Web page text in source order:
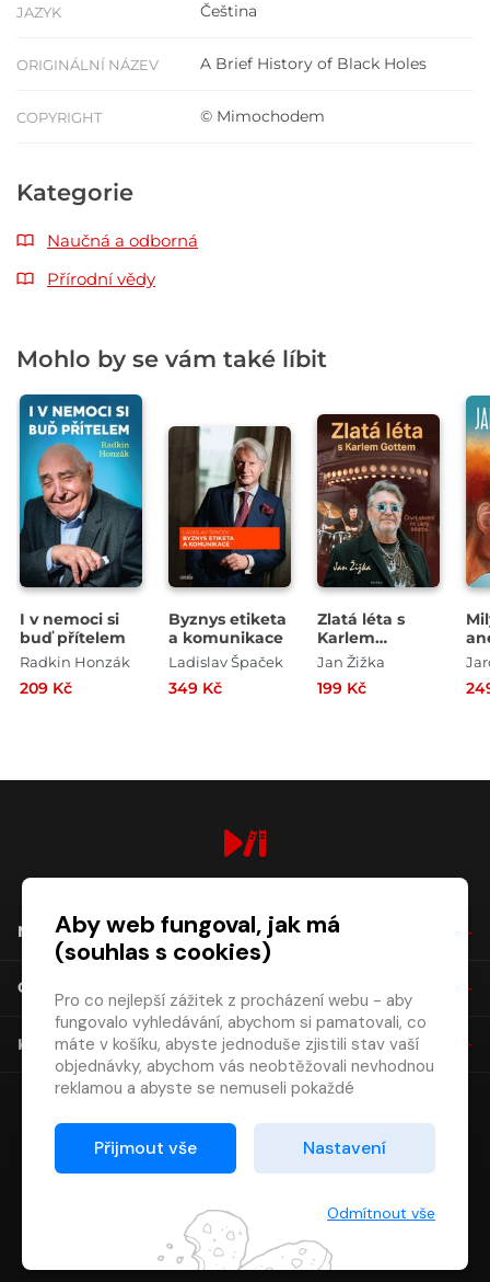
JAZYK Čeština
ORIGINÁLNÍ NÁZEV A Brief History of Black Holes
COPYRIGHT © Mimochodem
Kategorie
Naučná a odborná
Přírodní vědy
Mohlo by se vám také líbit
I v nemoci si
buď přítelem
Radkin Honzák
209 Kč
Byznys etiketa
a komunikace
Ladislav Špaček
349 Kč
Zlatá léta s
Karlem
Gottem - Čtvrt
Mistra
Jan Žižka
199 Kč
NÁKUP
O SPOLEČNOSTI
KONTAKT
Aby web fungoval, jak má
(souhlas s cookies)
Pro co nejlepší zážitek z procházení webu - aby
fungovalo vyhledávání, abychom si pamatovali, co
máte v košíku, abyste jednoduše zjistili stav vaší
objednávky, abychom vás neobtěžovali nevhodnou
reklamou a abyste se nemuseli pokaždé
Proto od vás potřebujeme souhlas se
zpracováním souborů cookies
Děkujeme, že nám ho dáte a pomůžete nám tak
Přijmout vše Nastavení
Odmítnout vše